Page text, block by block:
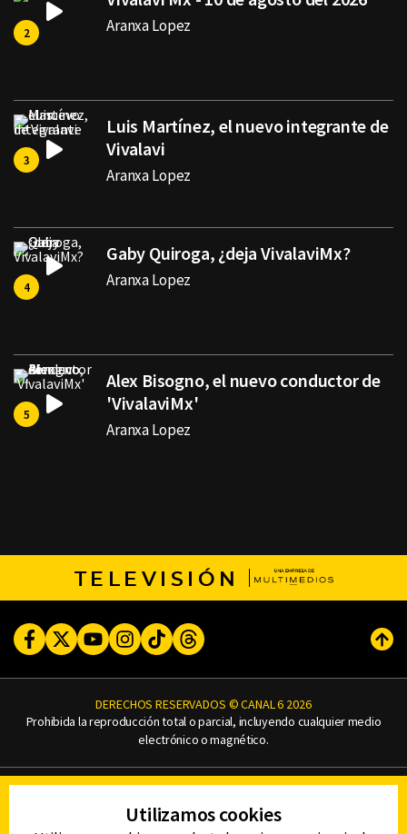
Aranxa Lopez
Luis Martínez, el nuevo integrante de
Vivalavi
Aranxa Lopez
Gaby Quiroga, ¿deja VivalaviMx?
Aranxa Lopez
Alex Bisogno, el nuevo conductor de
'VivalaviMx'
Aranxa Lopez
TELEVISIÓN
FacebookTwitterYoutubeInstagram
TikTokThreads
DERECHOS RESERVADOS © CANAL 6 2026
Prohibida la reproducción total o parcial, incluyendo cualquier medio
electrónico o magnético.
AVISO DE PRIVACIDAD
AVISO LEGAL
Utilizamos cookies